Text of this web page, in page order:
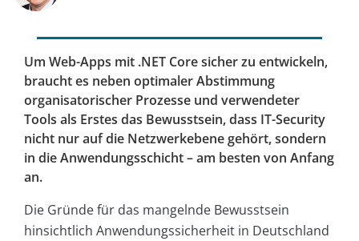
Um Web-Apps mit .NET Core sicher zu entwickeln,
braucht es neben optimaler Abstimmung
organisatorischer Prozesse und verwendeter
Tools als Erstes das Bewusstsein, dass IT-Security
nicht nur auf die Netzwerkebene gehört, sondern
in die Anwendungsschicht – am besten von Anfang
an.
Die Gründe für das mangelnde Bewusstsein
hinsichtlich Anwendungssicherheit in Deutschland